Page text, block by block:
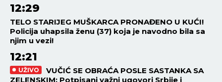
12:29
TELO STARIJEG MUŠKARCA PRONAĐENO U KUĆI!
Policija uhapsila ženu (37) koja je navodno bila sa
njim u vezi!
12:21
UŽIVO
VUČIĆ SE OBRAĆA POSLE SASTANKA SA
ZELENSKIM: Potpisani važni ugovori Srbije i